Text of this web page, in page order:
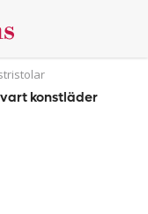
konstläder